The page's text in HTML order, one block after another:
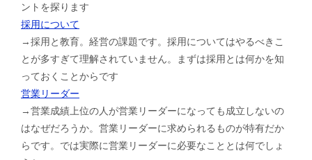
ントを探ります
採用について
→採用と教育。経営の課題です。採用についてはやるべきこ
とが多すぎて理解されていません。まずは採用とは何かを知
っておくことからです
営業リーダー
→営業成績上位の人が営業リーダーになっても成立しないの
はなぜだろうか。営業リーダーに求められるものが特有だか
らです。では実際に営業リーダーに必要なこととは何でしょ